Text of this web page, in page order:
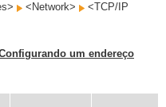
<Network>
<TCP/IP
um endereço